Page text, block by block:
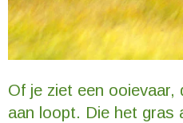
Of je ziet een
aan loopt. Die het gras